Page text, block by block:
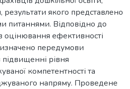
якого представлено
питаннями. Відповідно до
оцінювання ефективності
передумови
рівня
компетентності та
напряму. Проведене